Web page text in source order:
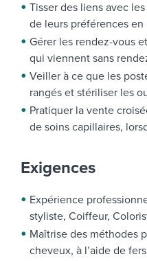
Tisser des liens avec
de leurs préférences
Gérer les rendez-vous
qui viennent sans
Veiller à ce que les
rangés et stériliser les
Pratiquer la vente
de soins capillaires,
Exigences
Expérience
styliste, Coiffeur,
Maîtrise des méthodes
cheveux, à l’aide de